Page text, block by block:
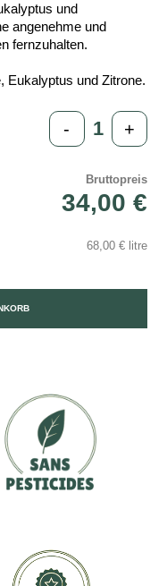
und
angenehme und
fernzuhalten.
Eukalyptus und Zitrone.
- +
Bruttopreis
34,00 €
68,00 € litre